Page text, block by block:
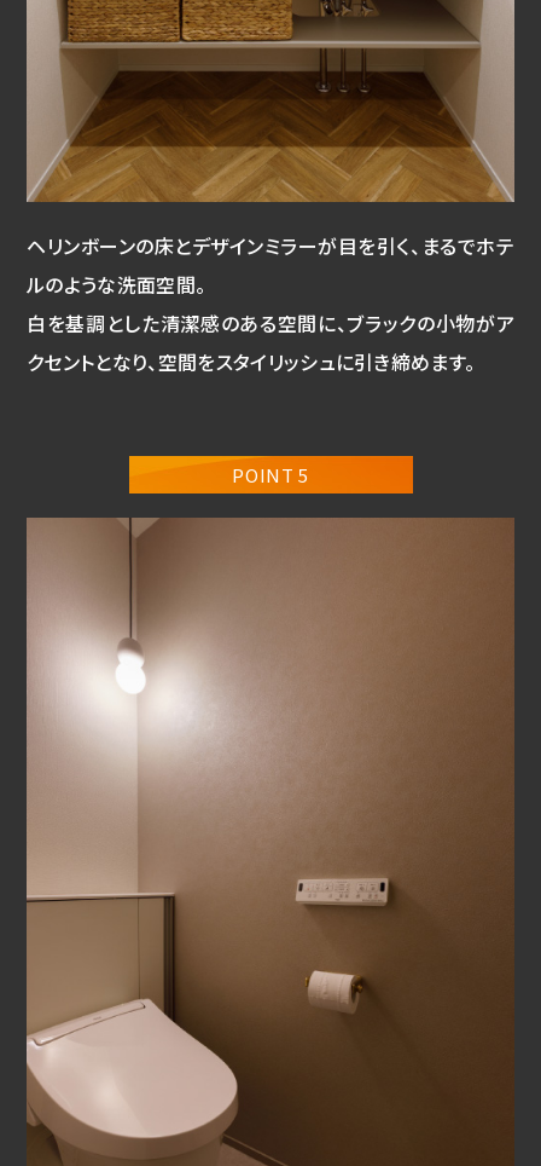
ヘリンボーンの床とデザインミラーが目を引く、まるでホテ
ルのような洗面空間。
白を基調とした清潔感のある空間に、ブラックの小物がア
クセントとなり、空間をスタイリッシュに引き締めます。
POINT 5